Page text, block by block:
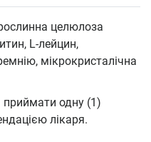
целюлоза
L-лейцин,
мікрокристалічна
приймати одну (1)
лікаря.